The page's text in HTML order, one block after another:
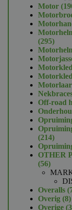
Motor
295295
Off-road
214214
OTHER
5656
Overalls
Overig 88
Overige